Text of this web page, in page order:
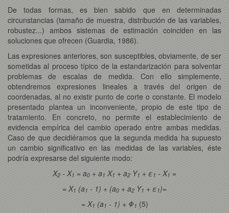
De todas formas, es bien sabido que en determinadas
circunstancias (tamaño de muestra, distribución de las variables,
robustez...) ambos sistemas de estimación coinciden en las
soluciones que ofrecen (Guardia, 1986).
Las expresiones anteriores, son susceptibles, obviamente, de ser
sometidas al proceso típico de la estandarización para solventar
problemas de escalas de medida. Con ello simplemente,
obtendremos expresiones lineales a través del origen de
coordenadas, al no existir punto de corte o constante. El modelo
presentado plantea un inconveniente, propio de este tipo de
tratamiento. En concreto, no permite el establecimiento de
evidencia empírica del cambio operado entre ambas medidas.
Caso de que decidiéramos que la segunda medida ha supuesto
un cambio significativo en las medidas de las variables, éste
podría expresarse del siguiente modo:
X2 - X1 = a0 + a1 X1 + a2 Y1 + ε 1 - X1 =
= X1 (a 1 - 1) + (a0 + a2 Y1 + ε 1)=
= X1 (a1 - 1) + Φ1 (5)